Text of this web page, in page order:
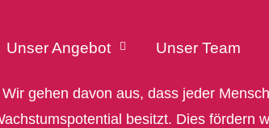
Unser Angebot Unser Team
Wir gehen davon aus, dass jeder
besitzt. Dies fördern